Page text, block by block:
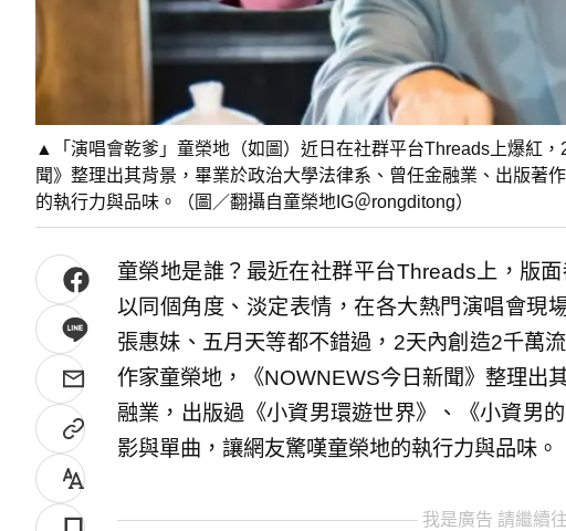
▲「演唱會乾爹」童榮地（如圖）近日在社群平台Threads上爆紅
聞》整理出其背景，畢業於政治大學法律系、曾任金融業、出版著
的執行力與品味。（圖／翻攝自童榮地IG＠rongditong）
童榮地是誰？最近在社群平台Threads上，版
以同個角度、淡定表情，在各大熱門演唱會現
張惠妹、五月天等都不錯過，2天內創造2千萬
作家童榮地，《NOWNEWS今日新聞》整理出
融業，出版過《小資男環遊世界》、《小資男
影與單曲，讓網友驚嘆童榮地的執行力與品味。
我是廣告 請繼續